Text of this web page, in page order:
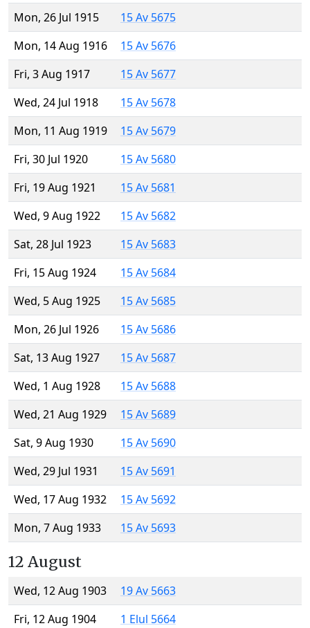
Mon, 26 Jul 1915
15 Av 5675
Mon, 14 Aug 1916
15 Av 5676
Fri, 3 Aug 1917
15 Av 5677
Wed, 24 Jul 1918
15 Av 5678
Mon, 11 Aug 1919
15 Av 5679
Fri, 30 Jul 1920
15 Av 5680
Fri, 19 Aug 1921
15 Av 5681
Wed, 9 Aug 1922
15 Av 5682
Sat, 28 Jul 1923
15 Av 5683
Fri, 15 Aug 1924
15 Av 5684
Wed, 5 Aug 1925
15 Av 5685
Mon, 26 Jul 1926
15 Av 5686
Sat, 13 Aug 1927
15 Av 5687
Wed, 1 Aug 1928
15 Av 5688
Wed, 21 Aug 1929
15 Av 5689
Sat, 9 Aug 1930
15 Av 5690
Wed, 29 Jul 1931
15 Av 5691
Wed, 17 Aug 1932
15 Av 5692
Mon, 7 Aug 1933
15 Av 5693
12 August
Wed, 12 Aug 1903
19 Av 5663
Fri, 12 Aug 1904
1 Elul 5664